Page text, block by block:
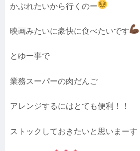
かぶれたいから行くのー
映画みたいに豪快に食べたいです
とゆー事で
業務スーパーの肉だんご
アレンジするにはとても便利！！
ストックしておきたいと思いまーす